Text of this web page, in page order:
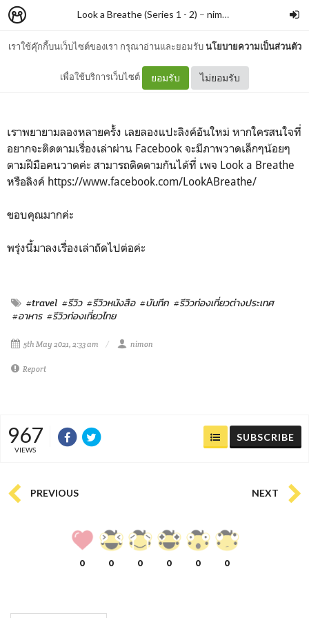
เราใช้คุ๊กกี้บนเว็บไซต์ของเรา กรุณาอ่านและยอมรับนโยบายความเป็นส่วนตัว
เพื่อใช้บริการเว็บไซต์ ยอมรับ ไม่ยอมรับ
Look a Breathe (Series 1 - 2) – nimon
ขอแก้ไขลิงค์ติดตาม
เราพยายามลองหลายครั้ง เลยลองแปะลิงค์อันใหม่ หากใครสนใจที่
อยากจะติดตามเรื่องเล่าผ่าน Facebook จะมีภาพวาดเล็กๆน้อยๆ
ตามฝีมือคนวาดค่ะ สามารถติดตามกันได้ที่ เพจ Look a Breathe
หรือลิงค์ https://www.facebook.com/LookABreathe/
ขอบคุณมากค่ะ
พรุ่งนี้มาลงเรื่องเล่าถัดไปต่อค่ะ
#travel #รีวิว #รีวิวหนังสือ #บันทึก #รีวิวท่องเที่ยวต่างประเทศ
#อาหาร #รีวิวท่องเที่ยวไทย
5th May 2021, 2:33 am nimon
Report
967
VIEWS
SUBSCRIBE
PREVIOUS NEXT
0 0 0 0 0 0